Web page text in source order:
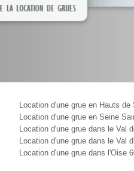
Location d'une grue en Hauts de
Location d'une grue en Seine
Location d'une grue dans le Val
Location d'une grue dans le Val
Location d'une grue dans l'Oise